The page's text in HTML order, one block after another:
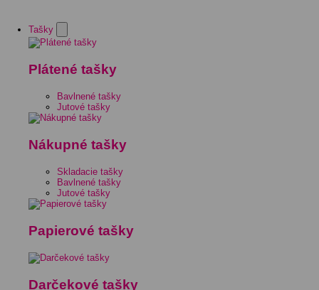
Tašky
Plátené tašky
Bavlnené tašky
Jutové tašky
Nákupné tašky
Skladacie tašky
Bavlnené tašky
Jutové tašky
Papierové tašky
Darčekové tašky